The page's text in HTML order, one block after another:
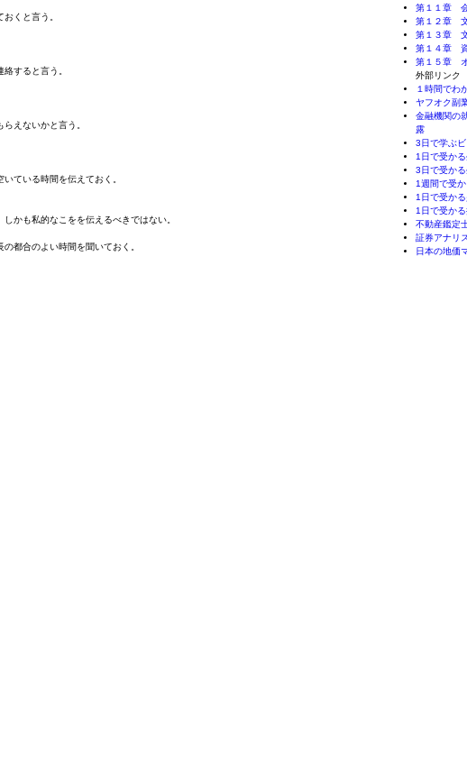
くと言う。
すると言う。
えないかと言う。
ている時間を伝えておく。
かも私的なこをを伝えるべきではない。
都合のよい時間を聞いておく。
第１１章
第１２章
第１３章
第１４章
第１５章
外部リンク
１時間でわ
ヤフオク副
金融機関の
露
3日で学ぶ
1日で受か
3日で受か
1週間で受
1日で受か
1日で受か
不動産鑑定
証券アナリ
日本の地価